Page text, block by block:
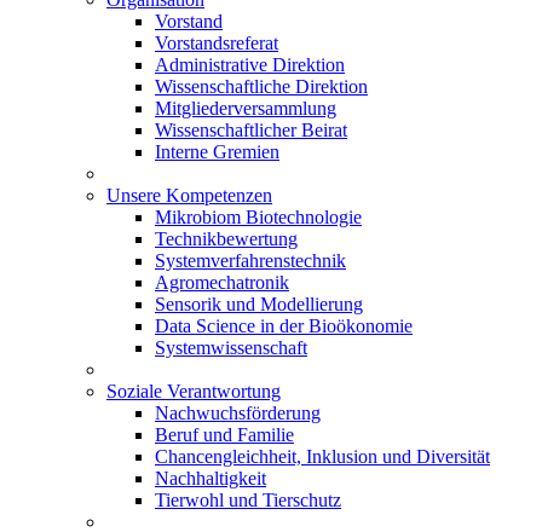
Vorstand
Vorstandsreferat
Administrative Direktion
Wissenschaftliche Direktion
Mitgliederversammlung
Wissenschaftlicher Beirat
Interne Gremien
Unsere Kompetenzen
Mikrobiom Biotechnologie
Technikbewertung
Systemverfahrenstechnik
Agromechatronik
Sensorik und Modellierung
Data Science in der Bioökonomie
Systemwissenschaft
Soziale Verantwortung
Nachwuchsförderung
Beruf und Familie
Chancengleichheit, Inklusion und Diversität
Nachhaltigkeit
Tierwohl und Tierschutz